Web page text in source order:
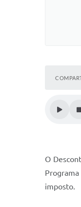
O
imposto.